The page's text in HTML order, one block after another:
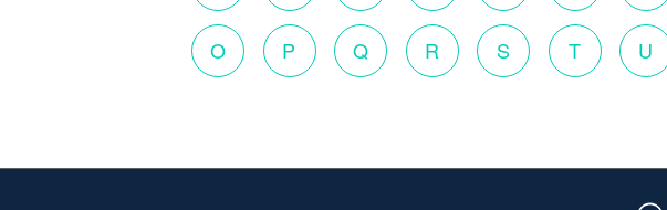
O P Q R S T U